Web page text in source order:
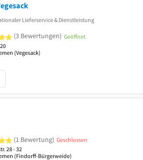
Lieferservice & Dienstleistung
5 von 5 Sternen
(3 Bewertungen) Geöffnet
(Vegesack)
5 von 5 Sternen
(1 Bewertung) Geschlossen
28 - 32
(Findorff-Bürgerweide)